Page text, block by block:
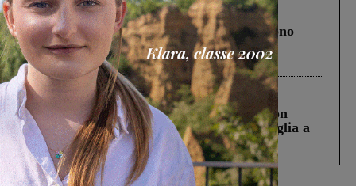
Cronaca 4 Agosto 2026
Un anno fa la strage in A1 in cui morirono
Gianni, Giulia e Franco. Lo schianto, il
processo, lo stop ai sorpassi fra tir....
Cronaca 3 Agosto 2026
Scomparso da una struttura di Castiglion
Fiorentino l’uomo che aveva ucciso la figlia a
Levane nel 2020